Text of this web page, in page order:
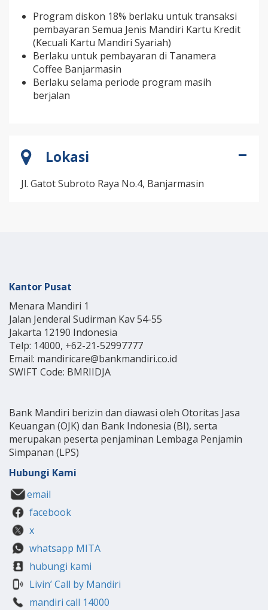
Program diskon 18% berlaku untuk transaksi
pembayaran Semua Jenis Mandiri Kartu Kredit
(Kecuali Kartu Mandiri Syariah)
Berlaku untuk pembayaran di Tanamera
Coffee Banjarmasin
Berlaku selama periode program masih
berjalan
Lokasi
Jl. Gatot Subroto Raya No.4, Banjarmasin
Kantor Pusat
Menara Mandiri 1
Jalan Jenderal Sudirman Kav 54-55
Jakarta 12190 Indonesia
Telp: 14000, +62-21-52997777
Email: mandiricare@bankmandiri.co.id
SWIFT Code: BMRIIDJA
Bank Mandiri berizin dan diawasi oleh Otoritas Jasa
Keuangan (OJK) dan Bank Indonesia (BI), serta
merupakan peserta penjaminan Lembaga Penjamin
Simpanan (LPS)
Hubungi Kami
email
facebook
x
whatsapp MITA
hubungi kami
Livin’ Call by Mandiri
mandiri call 14000